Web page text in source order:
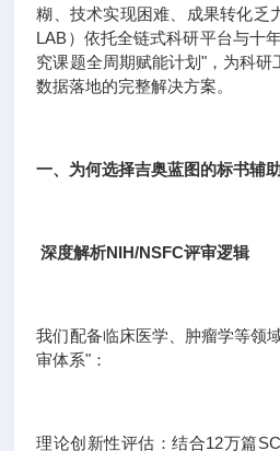
糊、技术实现困难、成果转化乏
LAB）依托全链式科研平台与十
究课题全周期赋能计划"，为科研
数据落地的完整解决方案。
一、为何选择吉奥蓝图的标书辅
深度解析NIH/NSFC评审逻辑
我们配备临床医学、肿瘤学等领
审体系"：
理论创新性评估：结合12万篇